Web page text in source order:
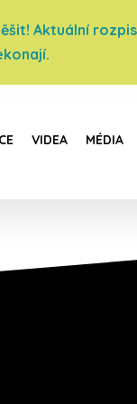
Aktuální
VIDEA MÉDIA